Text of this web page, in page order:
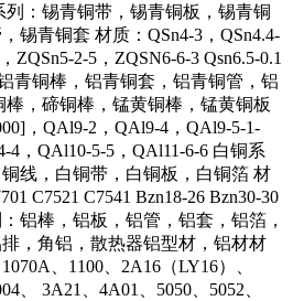
列：锡青铜带，锡青铜板，锡青铜
锡青铜套 材质：QSn4-3，QSn4.4-
ZQSn5-2-5，ZQSN6-6-3 Qsn6.5-0.1
青铜棒，铝青铜套，铝青铜管，铝
，碲铜棒，锰黄铜棒，锰黄铜板
，QAl9-2，QAl9-4，QAl9-5-1-
4，QAl10-5-5，QAl11-6-6 白铜系
线，白铜带，白铜板，白铜箔 材
C7521 C7541 Bzn18-26 Bzn30-30
铝棒，铝板，铝管，铝套，铝箔，
，角铝，散热器铝型材，铝材材
、1100、2A16（LY16）、
、 3A21、4A01、5050、5052、